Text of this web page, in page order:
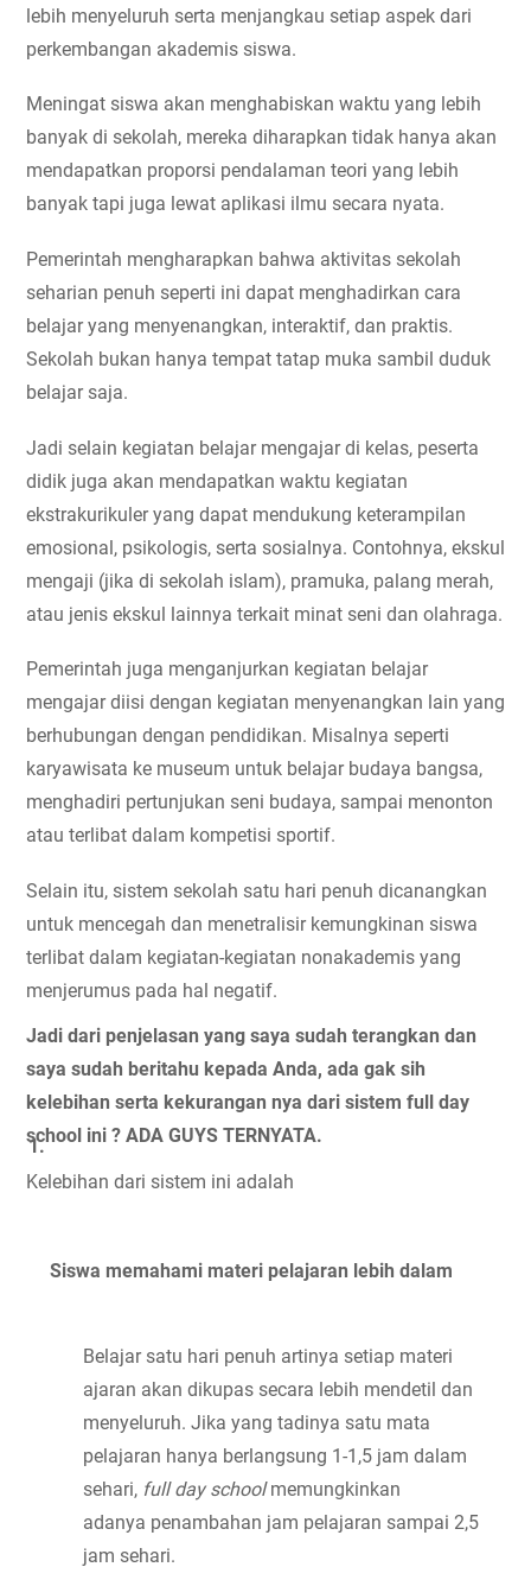
lebih menyeluruh serta menjangkau setiap aspek dari
perkembangan akademis siswa.
Meningat siswa akan menghabiskan waktu yang lebih
banyak di sekolah, mereka diharapkan tidak hanya akan
mendapatkan proporsi pendalaman teori yang lebih
banyak tapi juga lewat aplikasi ilmu secara nyata.
Pemerintah mengharapkan bahwa aktivitas sekolah
seharian penuh seperti ini dapat menghadirkan cara
belajar yang menyenangkan, interaktif, dan praktis.
Sekolah bukan hanya tempat tatap muka sambil duduk
belajar saja.
Jadi selain kegiatan belajar mengajar di kelas, peserta
didik juga akan mendapatkan waktu kegiatan
ekstrakurikuler yang dapat mendukung keterampilan
emosional, psikologis, serta sosialnya. Contohnya, ekskul
mengaji (jika di sekolah islam), pramuka, palang merah,
atau jenis ekskul lainnya terkait minat seni dan olahraga.
Pemerintah juga menganjurkan kegiatan belajar
mengajar diisi dengan kegiatan menyenangkan lain yang
berhubungan dengan pendidikan. Misalnya seperti
karyawisata ke museum untuk belajar budaya bangsa,
menghadiri pertunjukan seni budaya, sampai menonton
atau terlibat dalam kompetisi sportif.
Selain itu, sistem sekolah satu hari penuh dicanangkan
untuk mencegah dan menetralisir kemungkinan siswa
terlibat dalam kegiatan-kegiatan nonakademis yang
menjerumus pada hal negatif.
Jadi dari penjelasan yang saya sudah terangkan dan
saya sudah beritahu kepada Anda, ada gak sih
kelebihan serta kekurangan nya dari sistem full day
school ini ? ADA GUYS TERNYATA.
Kelebihan dari sistem ini adalah
Siswa memahami materi pelajaran lebih dalam
Belajar satu hari penuh artinya setiap materi
ajaran akan dikupas secara lebih mendetil dan
menyeluruh. Jika yang tadinya satu mata
pelajaran hanya berlangsung 1-1,5 jam dalam
sehari, full day school memungkinkan
adanya penambahan jam pelajaran sampai 2,5
jam sehari.